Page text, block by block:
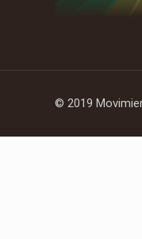
© 2019